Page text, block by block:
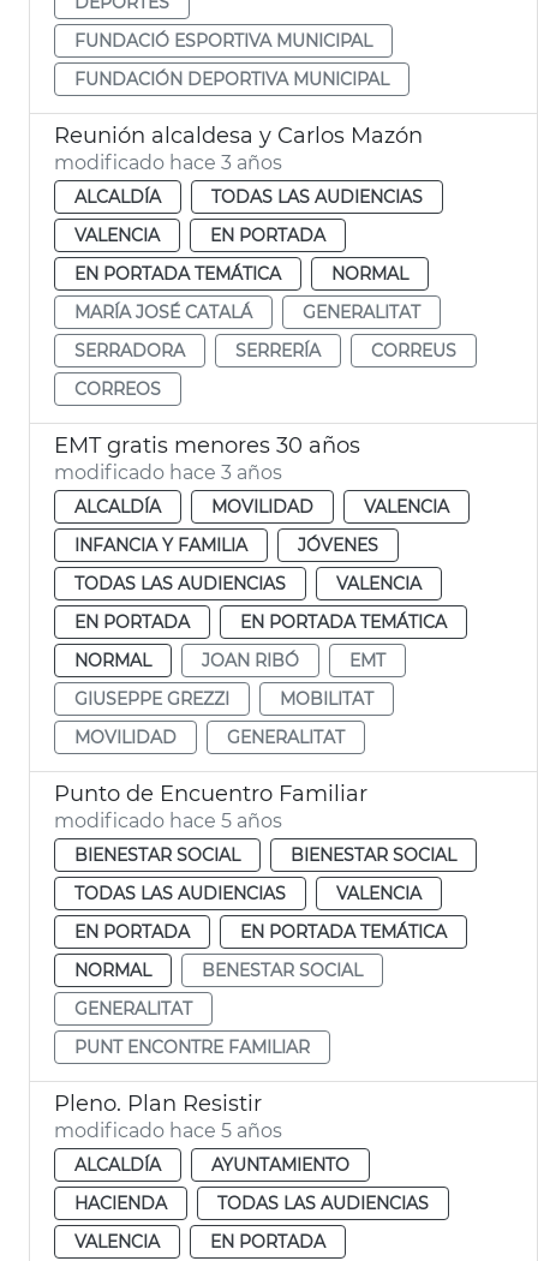
FUNDACIÓ ESPORTIVA MUNICIPAL
FUNDACIÓN DEPORTIVA MUNICIPAL
Reunión alcaldesa y Carlos Mazón
modificado hace 3 años
ALCALDÍA
TODAS LAS AUDIENCIAS
VALENCIA
EN PORTADA
EN PORTADA TEMÁTICA
NORMAL
MARÍA JOSÉ CATALÁ
GENERALITAT
SERRADORA
SERRERÍA
CORREUS
CORREOS
EMT gratis menores 30 años
modificado hace 3 años
ALCALDÍA MOVILIDAD
VALENCIA
INFANCIA Y FAMILIA
JÓVENES
TODAS LAS AUDIENCIAS
VALENCIA
EN PORTADA
EN PORTADA TEMÁTICA
NORMAL
JOAN RIBÓ
EMT
GIUSEPPE GREZZI
MOBILITAT
MOVILIDAD
GENERALITAT
Punto de Encuentro Familiar
modificado hace 5 años
BIENESTAR SOCIAL
BIENESTAR SOCIAL
TODAS LAS AUDIENCIAS
VALENCIA
EN PORTADA
EN PORTADA TEMÁTICA
NORMAL
BENESTAR SOCIAL
GENERALITAT
PUNT ENCONTRE FAMILIAR
Pleno. Plan Resistir
modificado hace 5 años
ALCALDÍA
AYUNTAMIENTO
HACIENDA
TODAS LAS AUDIENCIAS
VALENCIA
EN PORTADA